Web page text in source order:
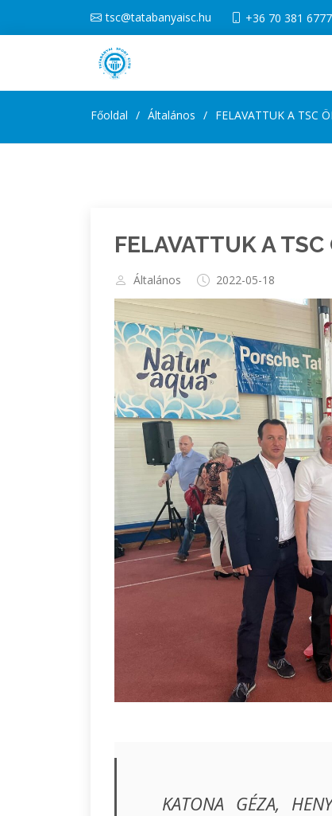
tsc@tatabanyaisc.hu +36 70 381 6777
Főoldal Általános FELAVATTUK A TSC
FELAVATTUK A
Általános 2022-05-18
KATONA GÉZA,